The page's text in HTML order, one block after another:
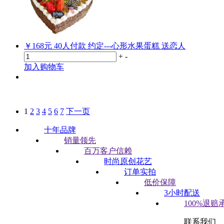
￥168元 40人付款 约定---心形水果蛋糕 送恋人
+ -
加入购物车
1 2 3 4 5 6 7 下一页
十年品牌
销量领先
百万客户信赖
时尚原创花艺
订单实拍
低价保障
3小时配送
100%退赔
联系我们